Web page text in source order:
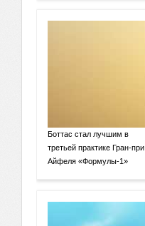
Боттас стал лучшим в
третьей практике Гран-при
Айфеля «Формулы-1»